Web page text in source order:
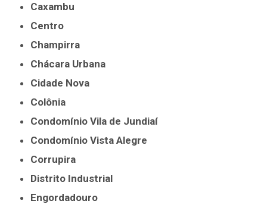
Caxambu
Centro
Champirra
Chácara Urbana
Cidade Nova
Colônia
Condomínio Vila de Jundiaí
Condomínio Vista Alegre
Corrupira
Distrito Industrial
Engordadouro